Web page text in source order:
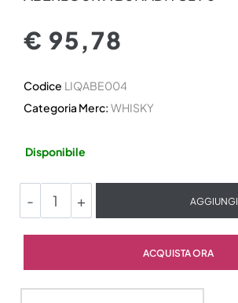
€ 95,78
Codice LIQABE004
Categoria Merc: WHISKY
Disponibile
AGGIUNGI
ACQUISTA ORA